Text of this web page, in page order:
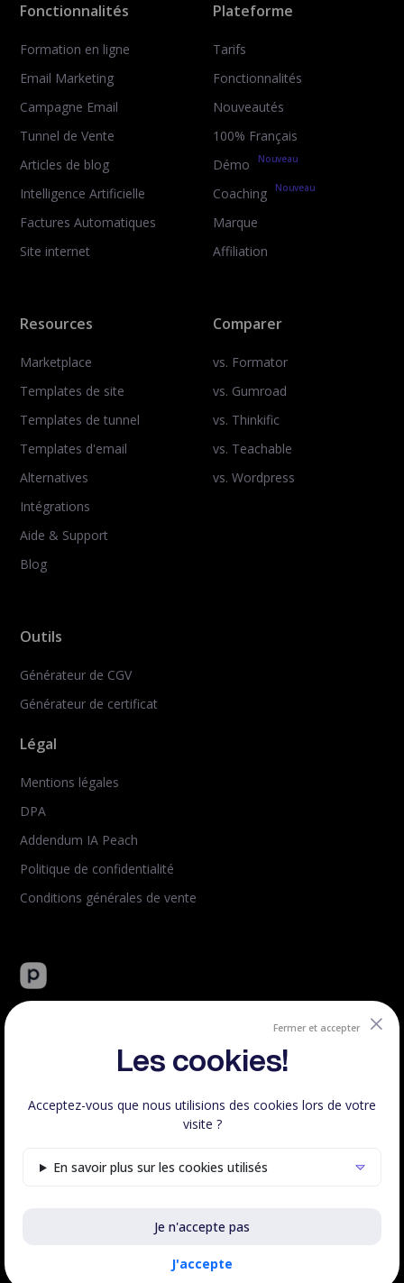
Fermer et accepter
Les cookies!
Acceptez-vous que nous utilisions des cookies lors de votre
visite ?
En savoir plus sur les cookies utilisés
Je n'accepte pas
J'accepte
Fonctionnalités
Formation en ligne
Email Marketing
Campagne Email
Tunnel de Vente
Articles de blog
Intelligence Artificielle
Factures Automatiques
Site internet
Plateforme
Tarifs
Fonctionnalités
Nouveautés
100% Français
Démo
Nouveau
Coaching Nouveau
Marque
Affiliation
Resources
Marketplace
Templates de site
Templates de tunnel
Templates d'email
Alternatives
Intégrations
Aide & Support
Blog
Comparer
vs. Formator
vs. Gumroad
vs. Thinkific
vs. Teachable
vs. Wordpress
Outils
Générateur de CGV
Générateur de certificat
Légal
Mentions légales
DPA
Addendum IA Peach
Politique de confidentialité
Conditions générales de vente
Peachie : plateforme tout-en-un de vente de formation en
Créé et hébergé en France.
©Peachie 2023 - 2026 | Fait avec ♥en France, tous droits